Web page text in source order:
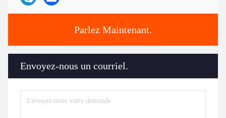
Parlez Maintenant.
Envoyez-nous un courriel.